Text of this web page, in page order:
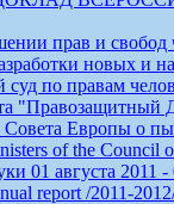
прав и свобод
новых и
по правам
"Правозащитный
Европы о
of the Council
01 августа 2011 -
report /2011-